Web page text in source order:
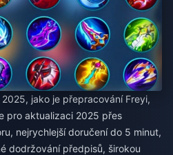
jako je přepracování Freyi,
pro aktualizaci 2025 přes
nejrychlejší doručení do 5 minut,
dodržování předpisů, širokou